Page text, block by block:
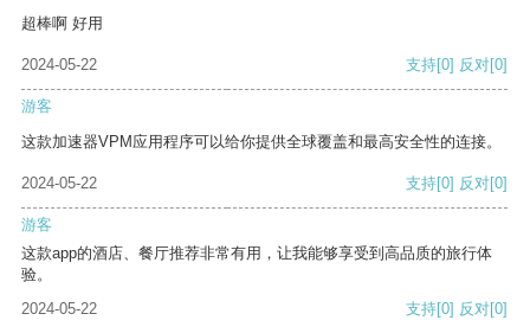
超棒啊 好用
2024-05-22 支持[0] 反对[0]
游客
这款加速器VPM应用程序可以给你提供全球覆盖和最高安全性的连接。
2024-05-22 支持[0] 反对[0]
游客
这款app的酒店、餐厅推荐非常有用，让我能够享受到高品质的旅行体
验。
2024-05-22
支持[0] 反对[0]